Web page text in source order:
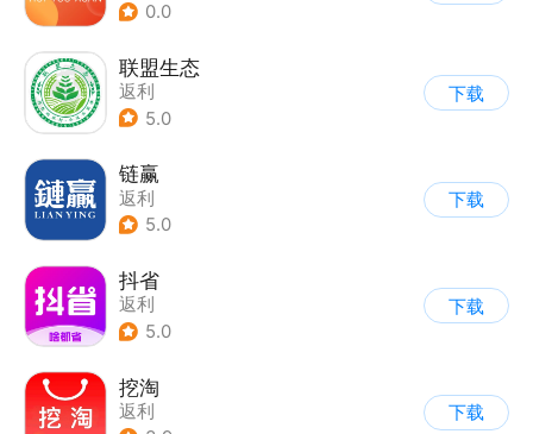
0.0
联盟生态
返利
5.0
下载
链赢
返利
5.0
下载
抖省
返利
5.0
下载
挖淘
返利
下载